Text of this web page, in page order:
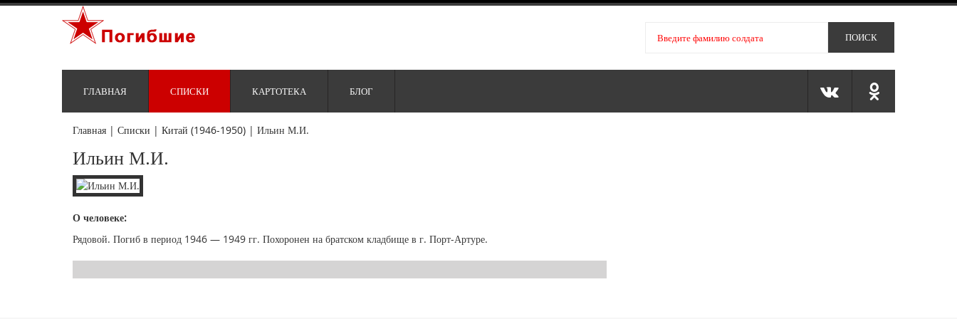
ГЛАВНАЯ СПИСКИ КАРТОТЕКА БЛОГ
Главная | Списки | Китай (1946-1950) | Ильин М.И.
Ильин М.И.
О человеке:
Рядовой. Погиб в период 1946 — 1949 гг. Похоронен на братском кладбище в г. Порт-Артуре.